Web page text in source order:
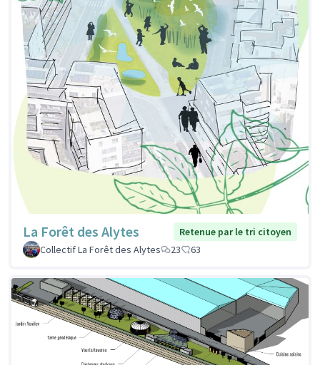
La Forêt des Alytes
Retenue par le tri citoyen
Collectif La Forêt des Alytes
23 63